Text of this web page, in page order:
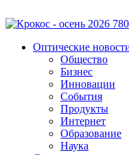
Оптические
Общество
Бизнес
Инновации
События
Продукты
Интернет
Образование
Наука